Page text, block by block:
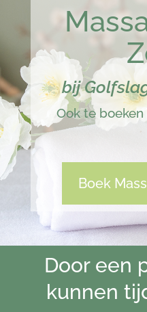
bij
Ook te
Boek
Door een
kunnen